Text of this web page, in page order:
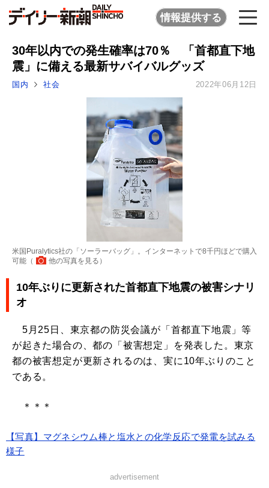
情報提供する
30年以内での発生確率は70％ 「首都直下地
震」に備える最新サバイバルグッズ
国内 社会 2022年06月12日
米国Puralytics社の「ソーラーバッグ」。インターネットで8千円ほどで購入
可能（
他の写真を見る ）
10年ぶりに更新された首都直下地震の被害シナリ
オ
5月25日、東京都の防災会議が「首都直下地震」等
が起きた場合の、都の「被害想定」を発表した。東京
都の被害想定が更新されるのは、実に10年ぶりのこと
である。
＊＊＊
【写真】マグネシウム棒と塩水との化学反応で発電を試みる
様子
advertisement